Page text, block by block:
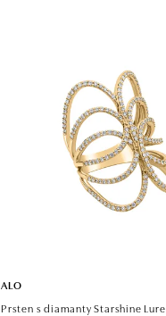
ALO
Prsten s diamanty Starshine Lure